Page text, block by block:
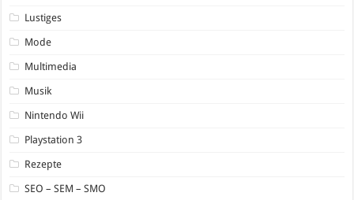
Lustiges
Mode
Multimedia
Musik
Nintendo Wii
Playstation 3
Rezepte
SEO – SEM – SMO